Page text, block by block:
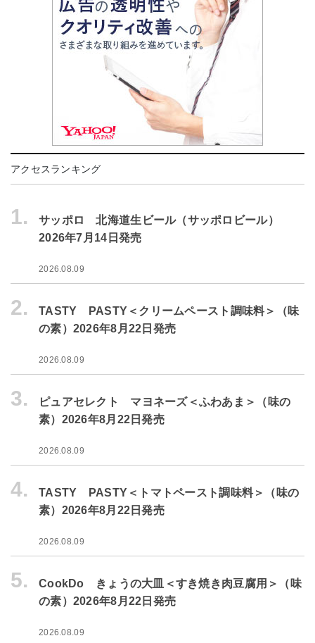
アクセスランキング
1.
サッポロ 北海道生ビール（サッポロビール）
2026年7月14日発売
2026.08.09
2.
TASTY PASTY＜クリームペースト調味料＞（味
の素）2026年8月22日発売
2026.08.09
3.
ピュアセレクト マヨネーズ＜ふわあま＞（味の
素）2026年8月22日発売
2026.08.09
4.
TASTY PASTY＜トマトペースト調味料＞（味の
素）2026年8月22日発売
2026.08.09
5.
CookDo きょうの大皿＜すき焼き肉豆腐用＞（味
の素）2026年8月22日発売
2026.08.09